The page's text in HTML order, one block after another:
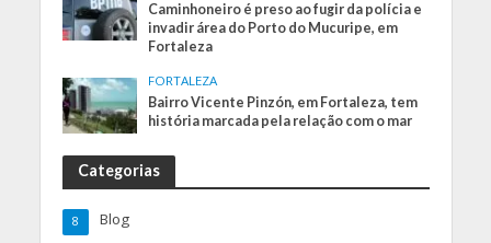
Caminhoneiro é preso ao fugir da polícia e
invadir área do Porto do Mucuripe, em
Fortaleza
FORTALEZA
Bairro Vicente Pinzón, em Fortaleza, tem
história marcada pela relação com o mar
Categorias
Blog
8